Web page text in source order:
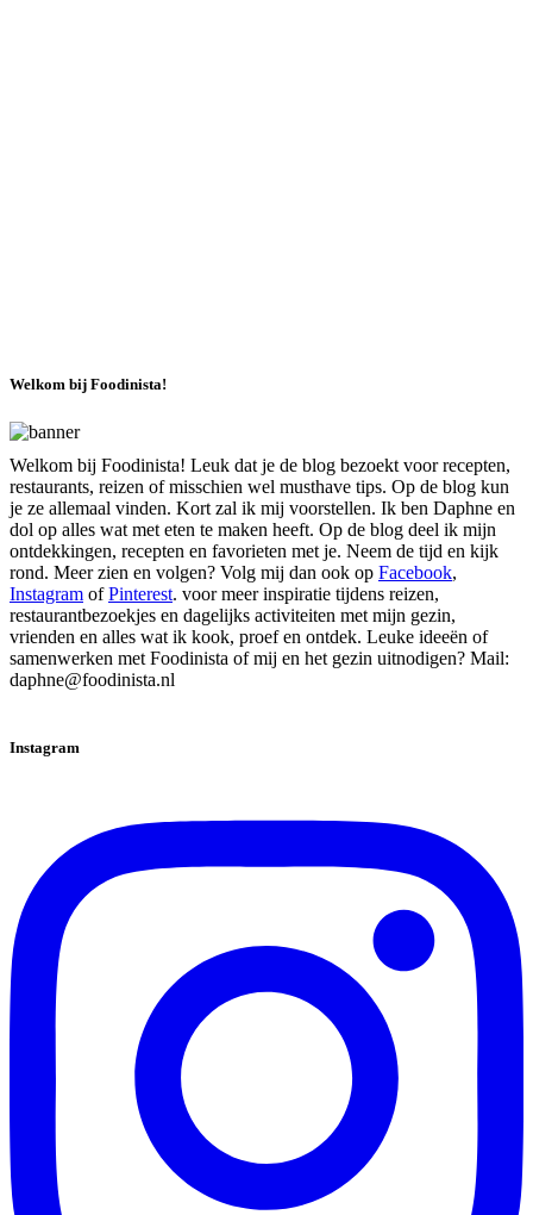
Welkom bij Foodinista!
Welkom bij Foodinista! Leuk dat je de blog bezoekt voor recepten,
restaurants, reizen of misschien wel musthave tips. Op de blog kun
je ze allemaal vinden. Kort zal ik mij voorstellen. Ik ben Daphne en
dol op alles wat met eten te maken heeft. Op de blog deel ik mijn
ontdekkingen, recepten en favorieten met je. Neem de tijd en kijk
rond. Meer zien en volgen? Volg mij dan ook op Facebook,
Instagram ofPinterest. voor meer inspiratie tijdens reizen,
restaurantbezoekjes en dagelijks activiteiten met mijn gezin,
vrienden en alles wat ik kook, proef en ontdek. Leuke ideeën of
samenwerken met Foodinista of mij en het gezin uitnodigen? Mail:
daphne@foodinista.nl
Instagram